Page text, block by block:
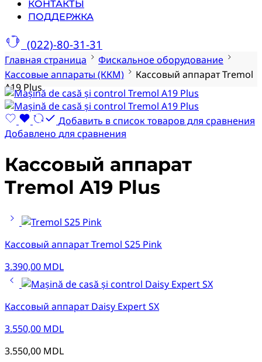
КОНТАКТЫ
ПОДДЕРЖКА
(022)-80-31-31
Главная страница
Фискальное оборудование
Кассовые аппараты (ККМ)
Кассовый аппарат Tremol
A19 Plus
Добавить в список товаров для сравнения
Добавлено для сравнения
Кассовый аппарат
Tremol A19 Plus
Кассовый аппарат Tremol S25 Pink
3.390,00 MDL
Кассовый аппарат Daisy Expert SX
3.550,00 MDL
3.550,00 MDL